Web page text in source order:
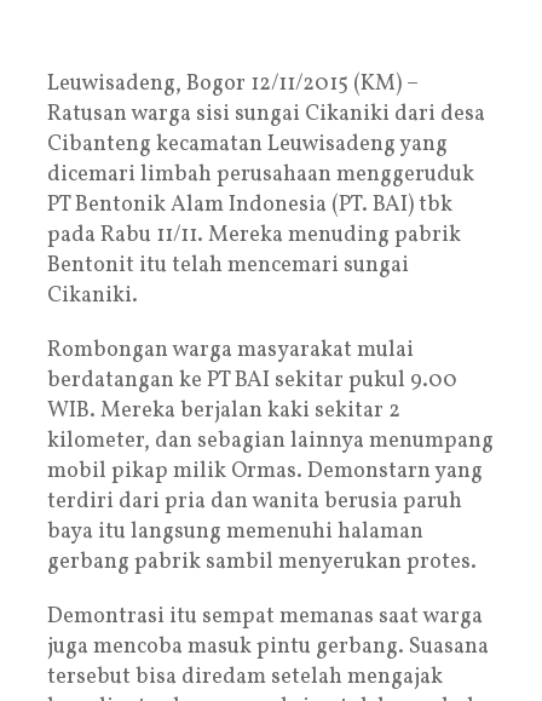
Leuwisadeng, Bogor 12/11/2015 (KM) –
Ratusan warga sisi sungai Cikaniki dari desa
Cibanteng kecamatan Leuwisadeng yang
dicemari limbah perusahaan menggeruduk
PT Bentonik Alam Indonesia (PT. BAI) tbk
pada Rabu 11/11. Mereka menuding pabrik
Bentonit itu telah mencemari sungai
Cikaniki.
Rombongan warga masyarakat mulai
berdatangan ke PT BAI sekitar pukul 9.00
WIB. Mereka berjalan kaki sekitar 2
kilometer, dan sebagian lainnya menumpang
mobil pikap milik Ormas. Demonstarn yang
terdiri dari pria dan wanita berusia paruh
baya itu langsung memenuhi halaman
gerbang pabrik sambil menyerukan protes.
Demontrasi itu sempat memanas saat warga
juga mencoba masuk pintu gerbang. Suasana
tersebut bisa diredam setelah mengajak